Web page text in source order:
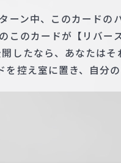
ーン中、このカードの
このカードが【リバ
したなら、あなたは
を控え室に置き、自分